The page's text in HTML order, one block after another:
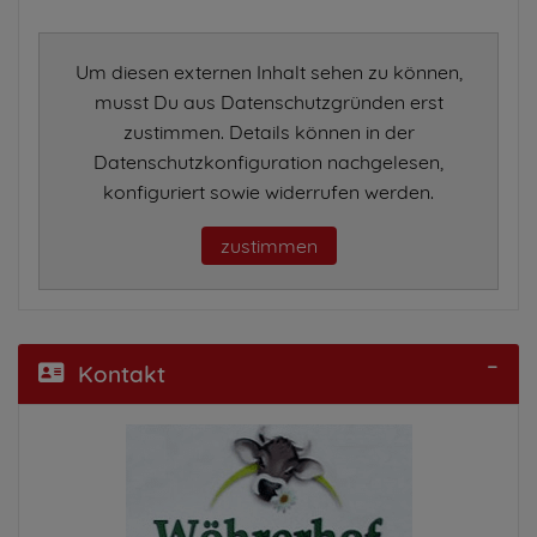
Um diesen externen Inhalt sehen zu können,
musst Du aus Datenschutzgründen erst
zustimmen. Details können in der
Datenschutzkonfiguration nachgelesen,
konfiguriert sowie widerrufen werden.
zustimmen
Kontakt